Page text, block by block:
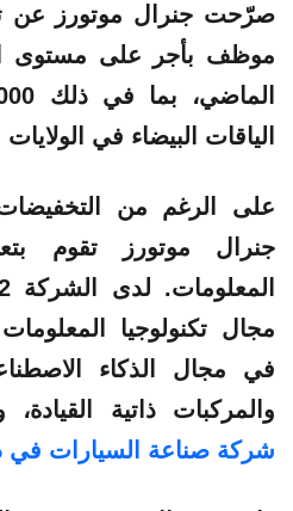
موظف بأجر على مستوى
الياقات البيضاء في
على الرغم من التخفيضات
جنرال موتورز تقوم
مجال تكنولوجيا
في مجال الذكاء
والمركبات ذاتية القيادة،
شركة صناعة السيارات في